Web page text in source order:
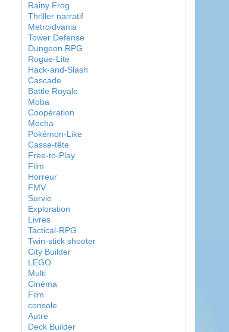
Rainy Frog
Thriller narratif
Metroidvania
Tower Defense
Dungeon RPG
Rogue-Lite
Hack-and-Slash
Cascade
Battle Royale
Moba
Coopération
Mecha
Pokémon-Like
Casse-tête
Free-to-Play
Film
Horreur
FMV
Survie
Exploration
Livres
Tactical-RPG
Twin-stick shooter
City Builder
LEGO
Multi
Cinéma
Film
console
Autre
Deck Builder